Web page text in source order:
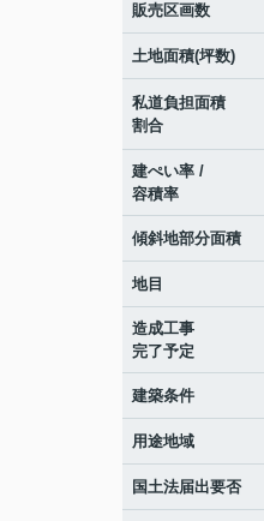
販売区画数
土地面積(坪数)
私道負担面積
割合
建ぺい率 /
容積率
傾斜地部分面積
地目
造成工事
完了予定
建築条件
用途地域
国土法届出要否